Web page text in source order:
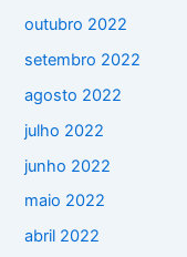
outubro 2022
setembro 2022
agosto 2022
julho 2022
junho 2022
maio 2022
abril 2022